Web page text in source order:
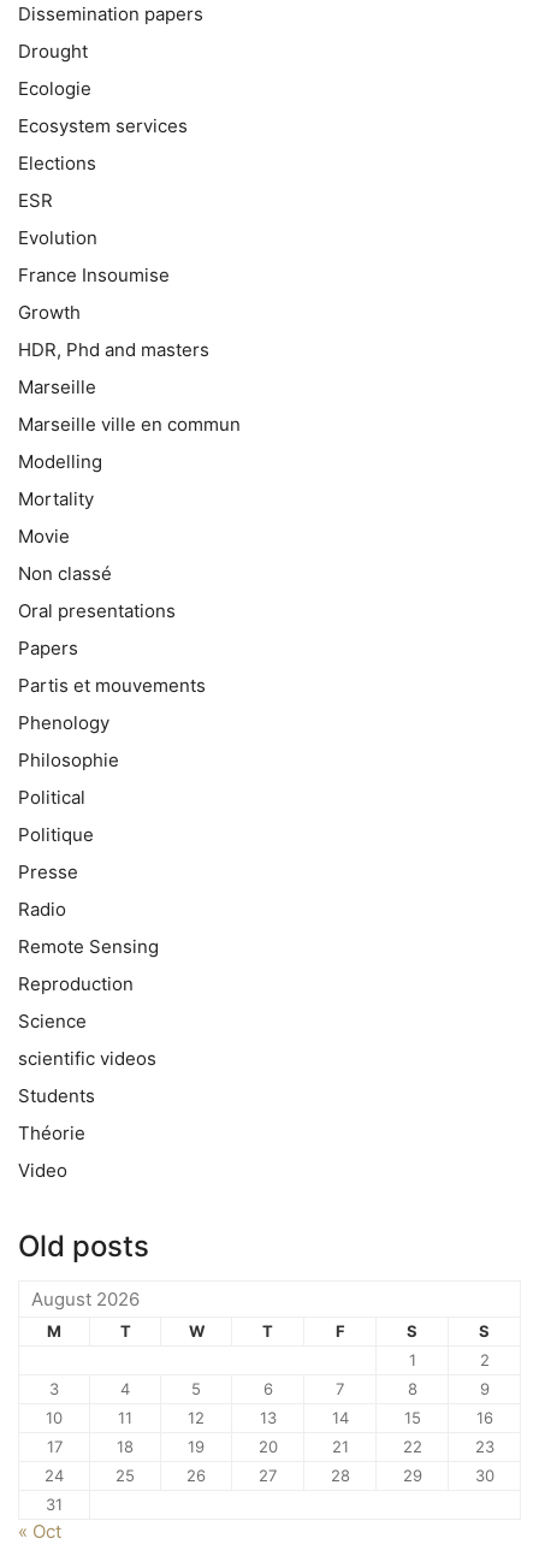
Dissemination papers
Drought
Ecologie
Ecosystem services
Elections
ESR
Evolution
France Insoumise
Growth
HDR, Phd and masters
Marseille
Marseille ville en commun
Modelling
Mortality
Movie
Non classé
Oral presentations
Papers
Partis et mouvements
Phenology
Philosophie
Political
Politique
Presse
Radio
Remote Sensing
Reproduction
Science
scientific videos
Students
Théorie
Video
Old posts
August 2026
M T W T F S
S
1
2
3
4 5 6 7 8
9
10
11 12 13 14 15
16
17
18 19 20 21 22
23
24
25 26 27 28 29
30
31
« Oct